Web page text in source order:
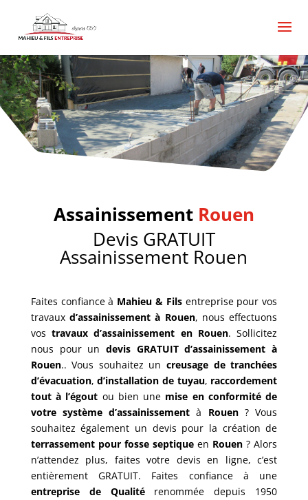
Assainissement Rouen
Devis GRATUIT
Assainissement Rouen
Faites confiance à Mahieu & Filsentreprise pour vos
travauxd’assainissement à Rouen, nous effectuons
vostravaux d’assainissement en Rouen. Sollicitez
nous pour un devis GRATUIT d’assainissement à
Rouen.. Vous souhaitez uncreusage de tranchées
d’évacuation,d’installation de tuyau, raccordement
tout à l’égout ou bien une mise en conformité de
votre système d’assainissement à Rouen? Vous
souhaitez également un devis pour la création de
terrassement pour fosse septiqueen Rouen ? Alors
n’attendez plus, faites votre devis en ligne, c’est
entièrement GRATUIT. Faites confiance à une
entreprise de Qualitérenommée depuis 1950